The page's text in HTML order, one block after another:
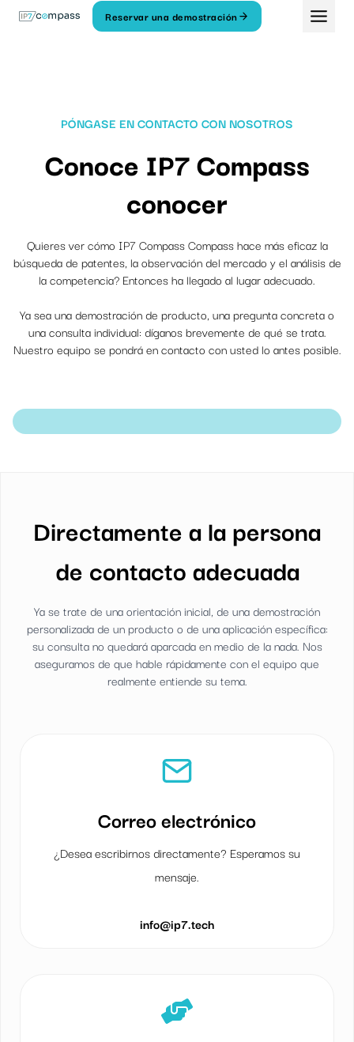
Reservar una demostración
PÓNGASE EN CONTACTO CON NOSOTROS
Conoce IP7 Compass
conocer
Quieres ver cómo IP7 Compass Compass hace más eficaz la
búsqueda de patentes, la observación del mercado y el análisis de
la competencia? Entonces ha llegado al lugar adecuado.
Ya sea una demostración de producto, una pregunta concreta o
una consulta individual: díganos brevemente de qué se trata.
Nuestro equipo se pondrá en contacto con usted lo antes posible.
Directamente a la persona
de contacto adecuada
Ya se trate de una orientación inicial, de una demostración
personalizada de un producto o de una aplicación específica:
su consulta no quedará aparcada en medio de la nada. Nos
aseguramos de que hable rápidamente con el equipo que
realmente entiende su tema.
Correo electrónico
¿Desea escribirnos directamente? Esperamos su
mensaje.
info@ip7.tech